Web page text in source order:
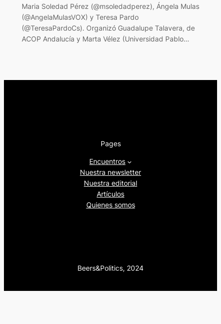
Maria Soledad Pérez (@msoledadperez), Ángela Mulas
(@AngelaMulasVOX) y Teresa Pardo
(@TeresaPardoCs). Organizó Guadalupe Talavera, de
ACOP Andalucía y Marta Vélez (Universidad Pablo…
Pages
Encuentros
Nuestra newsletter
Nuestra editorial
Artículos
Quienes somos
Beers&Politics, 2024